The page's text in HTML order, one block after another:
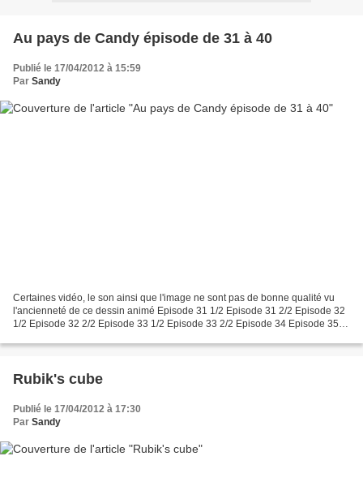
Au pays de Candy épisode de 31 à 40
Publié le 17/04/2012 à 15:59
Par Sandy
Certaines vidéo, le son ainsi que l'image ne sont pas de bonne qualité vu
l'ancienneté de ce dessin animé Episode 31 1/2 Episode 31 2/2 Episode 32
1/2 Episode 32 2/2 Episode 33 1/2 Episode 33 2/2 Episode 34 Episode 35
Rubik's cube
Publié le 17/04/2012 à 17:30
Par Sandy